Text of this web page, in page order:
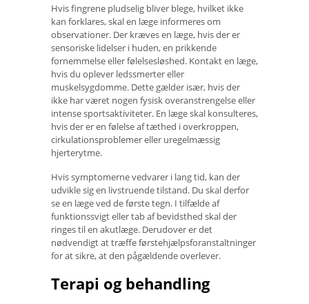
Hvis fingrene pludselig bliver blege, hvilket ikke
kan forklares, skal en læge informeres om
observationer. Der kræves en læge, hvis der er
sensoriske lidelser i huden, en prikkende
fornemmelse eller følelsesløshed. Kontakt en læge,
hvis du oplever ledssmerter eller
muskelsygdomme. Dette gælder især, hvis der
ikke har været nogen fysisk overanstrengelse eller
intense sportsaktiviteter. En læge skal konsulteres,
hvis der er en følelse af tæthed i overkroppen,
cirkulationsproblemer eller uregelmæssig
hjerterytme.
Hvis symptomerne vedvarer i lang tid, kan der
udvikle sig en livstruende tilstand. Du skal derfor
se en læge ved de første tegn. I tilfælde af
funktionssvigt eller tab af bevidsthed skal der
ringes til en akutlæge. Derudover er det
nødvendigt at træffe førstehjælpsforanstaltninger
for at sikre, at den pågældende overlever.
Terapi og behandling